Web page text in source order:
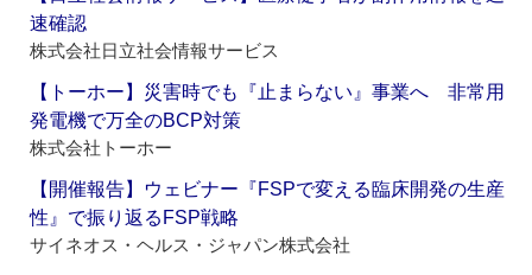
速確認
株式会社日立社会情報サービス
【トーホー】災害時でも『止まらない』事業へ 非常用
発電機で万全のBCP対策
株式会社トーホー
【開催報告】ウェビナー『FSPで変える臨床開発の生産
性』で振り返るFSP戦略
サイネオス・ヘルス・ジャパン株式会社